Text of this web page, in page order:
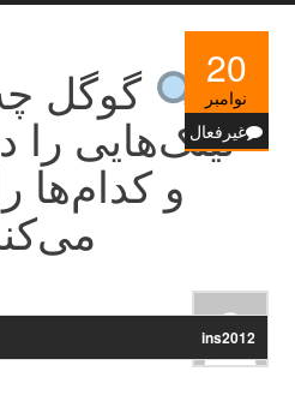
20
نوامبر
غیرفعال
گوگل
لینک‌هایی
و کدام‌ها
ins2012